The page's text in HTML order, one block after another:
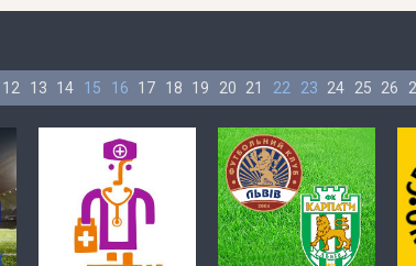
12 13 14 15 16 17 18 19 20 21 22 23 24 25 26